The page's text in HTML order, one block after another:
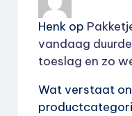
Henkop
vandaag
toeslag en zo
Wat verstaat